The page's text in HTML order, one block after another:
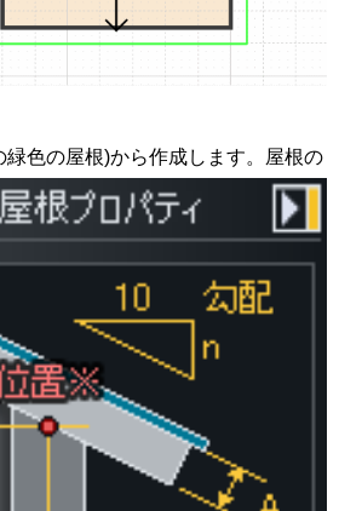
緑色の屋根)から作成します。屋根の